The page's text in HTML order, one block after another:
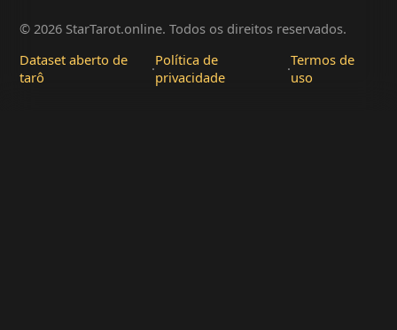
© 2026 StarTarot.online. Todos os direitos reservados.
Dataset aberto de
tarô
·Política de
privacidade
·Termos de
uso